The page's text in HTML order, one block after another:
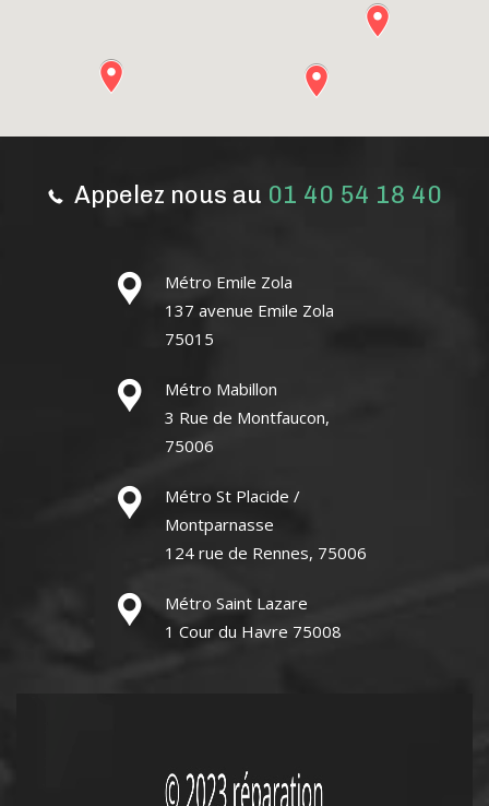
Appelez nous au 01 40 54 18 40
Métro Emile Zola
137 avenue Emile Zola
75015
Métro Mabillon
3 Rue de Montfaucon,
75006
Métro St Placide /
Montparnasse
124 rue de Rennes, 75006
Métro Saint Lazare
1 Cour du Havre 75008